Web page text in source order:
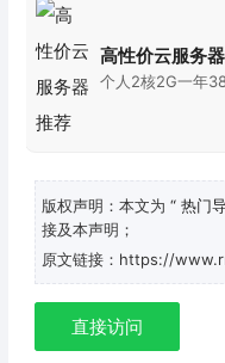
高性价云服务
个人2核2G一年
版权声明：本文为 “ 热门
接及本声明；
原文链接：https://
直接访问